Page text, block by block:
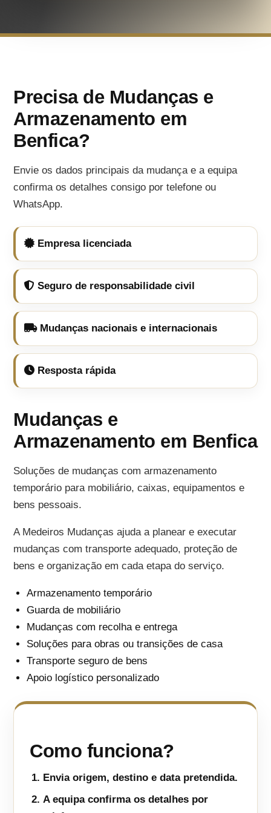
Precisa de Mudanças e
Armazenamento em
Benfica?
Envie os dados principais da mudança e a equipa
confirma os detalhes consigo por telefone ou
WhatsApp.
Empresa licenciada
Seguro de responsabilidade civil
Mudanças nacionais e internacionais
Resposta rápida
Mudanças e
Armazenamento em Benfica
Soluções de mudanças com armazenamento
temporário para mobiliário, caixas, equipamentos e
bens pessoais.
A Medeiros Mudanças ajuda a planear e executar
mudanças com transporte adequado, proteção de
bens e organização em cada etapa do serviço.
Armazenamento temporário
Guarda de mobiliário
Mudanças com recolha e entrega
Soluções para obras ou transições de casa
Transporte seguro de bens
Apoio logístico personalizado
Como funciona?
Envia origem, destino e data pretendida.
A equipa confirma os detalhes por